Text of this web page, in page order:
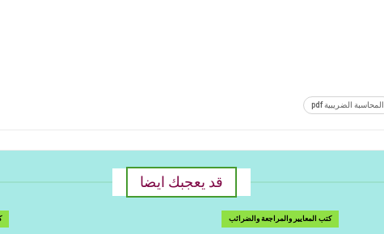
المحاسبة الضريبية pdf
قد يعجبك ايضا
كتب المعايير والمراجعة والضرائب